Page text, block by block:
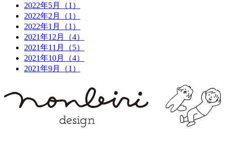
2022年5月（1）
2022年2月（1）
2022年1月（1）
2021年12月（4）
2021年11月（5）
2021年10月（4）
2021年9月（1）